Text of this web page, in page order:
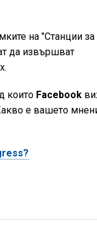
на "Станции за
да извършват
които Facebook
е вашето